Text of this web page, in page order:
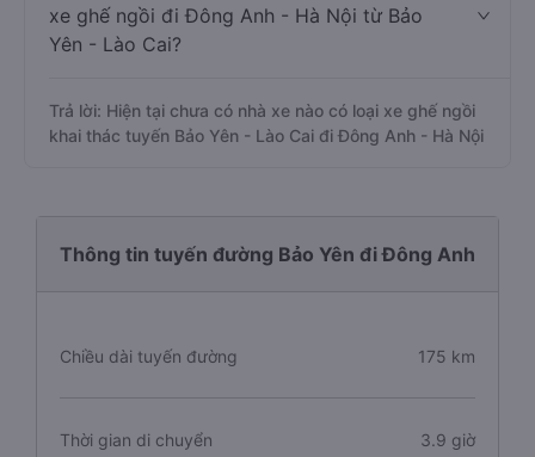
xe ghế ngồi đi Đông Anh - Hà Nội từ Bảo
Yên - Lào Cai?
Trả lời: Hiện tại chưa có nhà xe nào có loại xe ghế ngồi
khai thác tuyến Bảo Yên - Lào Cai đi Đông Anh - Hà Nội
Thông tin tuyến đường Bảo Yên đi Đông Anh
Chiều dài tuyến đường 175 km
Thời gian di chuyển 3.9 giờ